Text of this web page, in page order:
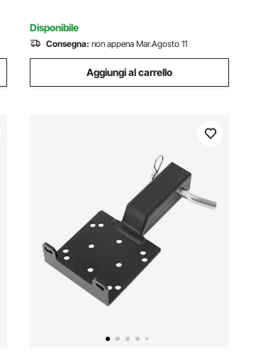
Disponibile
Consegna: non appena Mar.Agosto 11
Aggiungi al carrello